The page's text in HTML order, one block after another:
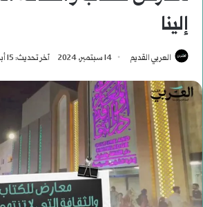
إلينا
العربي القديم 14 سبتمبر، 2024 آخر تحديث: 15 أبريل، 2026